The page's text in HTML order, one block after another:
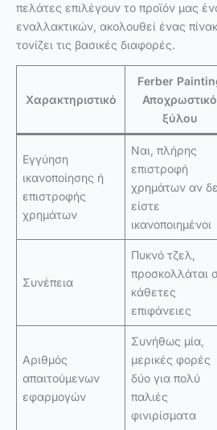
πελάτες επιλέγουν το προϊόν μας
εναλλακτικών, ακολουθεί ένας
τονίζει τις βασικές διαφορές.
Χαρακτηριστικό
Ferber
Αποχρωστικό
ξύλου
Εγγύηση
ικανοποίησης ή
επιστροφής
χρημάτων
Ναι, πλήρης
επιστροφή
χρημάτων αν
είστε
ικανοποιημένοι
Συνέπεια
Πυκνό τζελ,
προσκολλάται
κάθετες
επιφάνειες
Αριθμός
απαιτούμενων
εφαρμογών
Συνήθως μία,
μερικές φορές
δύο για πολύ
παλιές
φινιρίσματα